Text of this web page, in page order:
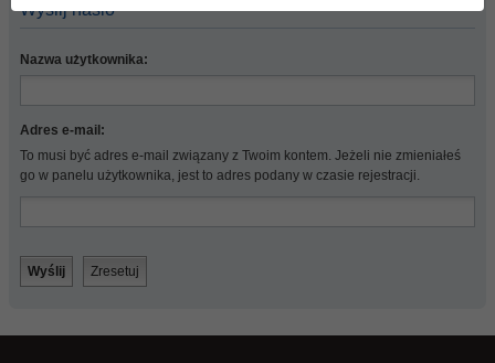
Wyślij hasło
Nazwa użytkownika:
Adres e-mail:
To musi być adres e-mail związany z Twoim kontem. Jeżeli nie zmieniałeś
go w panelu użytkownika, jest to adres podany w czasie rejestracji.